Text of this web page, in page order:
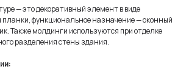
— это декоративный элемент в виде
планки, функциональное назначение — оконный
Также молдинги используются при отделке
разделения стены здания.